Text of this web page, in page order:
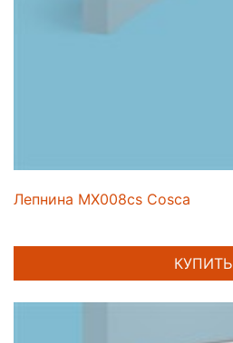
Лепнина MX008cs Cosca
КУПИТЬ